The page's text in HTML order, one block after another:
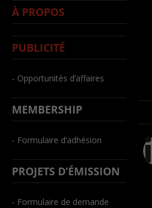
À PROPOS
PUBLICITÉ
- Opportunités d’affaires
MEMBERSHIP
- Formulaire d’adhésion
PROJETS D’ÉMISSION
- Formulaire de demande